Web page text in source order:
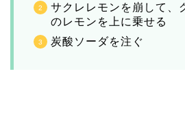
サクレレモンを崩して、
のレモンを上に乗せる
炭酸ソーダを注ぐ